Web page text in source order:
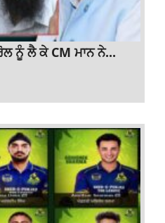
ਨੂੰ ਲੈ ਕੇ CM ਮਾਨ ਨੇ...